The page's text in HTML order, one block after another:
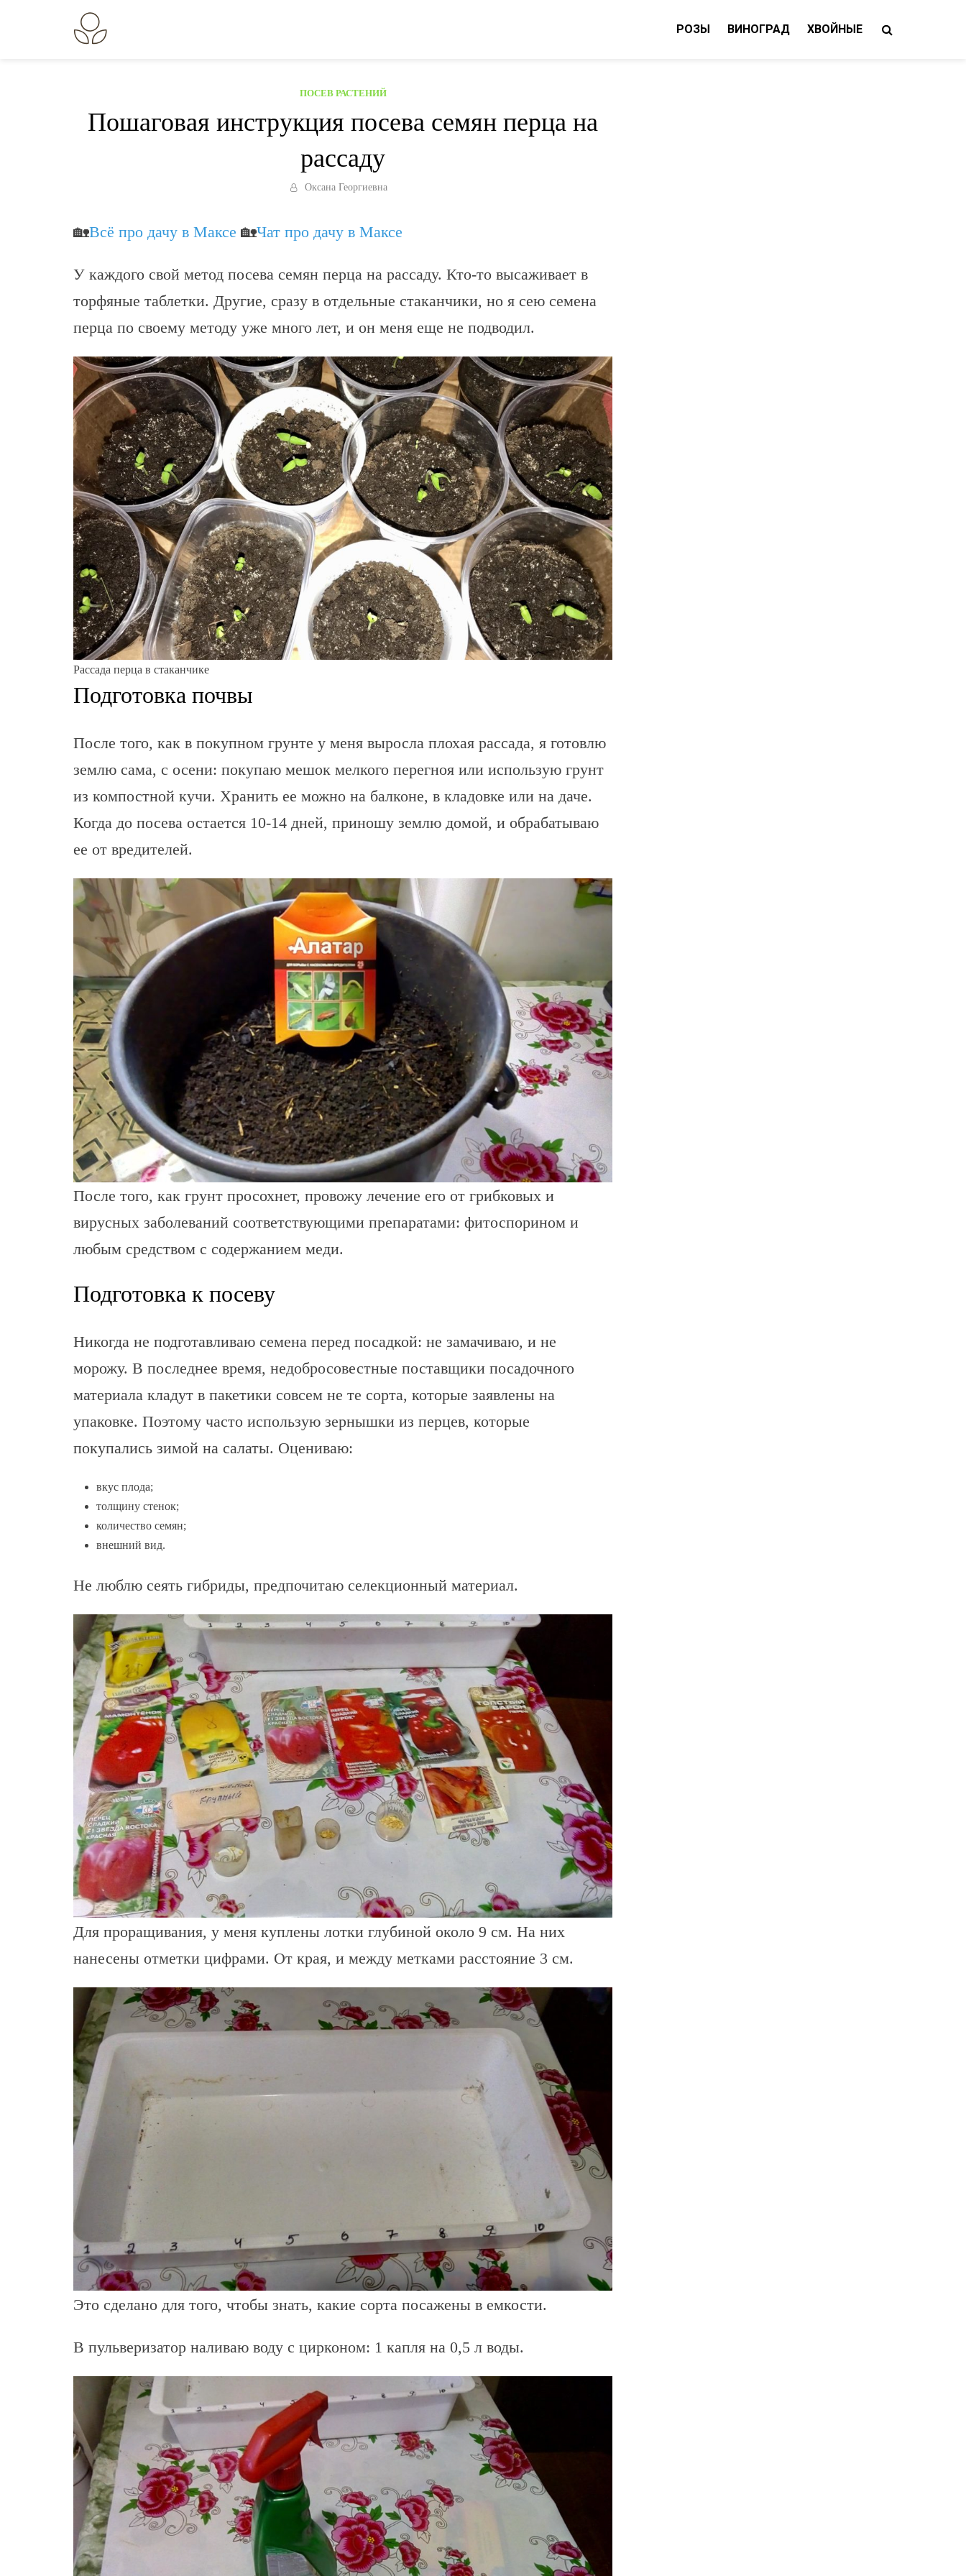
РОЗЫ ВИНОГРАД ХВОЙНЫЕ
ПОСЕВ РАСТЕНИЙ
Пошаговая инструкция посева семян перца на
рассаду
Оксана Георгиевна
🏡Всё про дачу в Максе 🏡Чат про дачу в Максе
У каждого свой метод посева семян перца на рассаду. Кто-то высаживает в
торфяные таблетки. Другие, сразу в отдельные стаканчики, но я сею семена
перца по своему методу уже много лет, и он меня еще не подводил.
Рассада перца в стаканчике
Подготовка почвы
После того, как в покупном грунте у меня выросла плохая рассада, я готовлю
землю сама, с осени: покупаю мешок мелкого перегноя или использую грунт
из компостной кучи. Хранить ее можно на балконе, в кладовке или на даче.
Когда до посева остается 10-14 дней, приношу землю домой, и обрабатываю
ее от вредителей.
После того, как грунт просохнет, провожу лечение его от грибковых и
вирусных заболеваний соответствующими препаратами: фитоспорином и
любым средством с содержанием меди.
Подготовка к посеву
Никогда не подготавливаю семена перед посадкой: не замачиваю, и не
морожу. В последнее время, недобросовестные поставщики посадочного
материала кладут в пакетики совсем не те сорта, которые заявлены на
упаковке. Поэтому часто использую зернышки из перцев, которые
покупались зимой на салаты. Оцениваю:
вкус плода;
толщину стенок;
количество семян;
внешний вид.
Не люблю сеять гибриды, предпочитаю селекционный материал.
Для проращивания, у меня куплены лотки глубиной около 9 см. На них
нанесены отметки цифрами. От края, и между метками расстояние 3 см.
Это сделано для того, чтобы знать, какие сорта посажены в емкости.
В пульверизатор наливаю воду с цирконом: 1 капля на 0,5 л воды.